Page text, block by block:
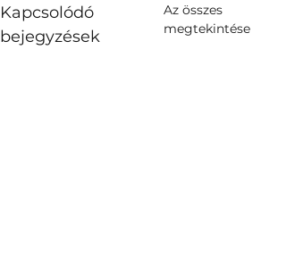
Kapcsolódó
bejegyzések
Az összes
megtekintése